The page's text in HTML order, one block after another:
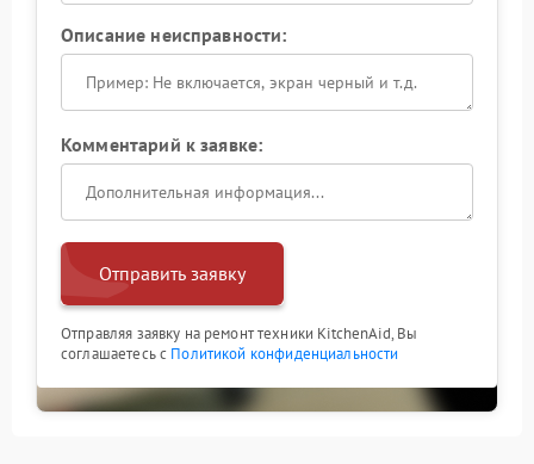
Описание неисправности:
Комментарий к заявке:
Отправить заявку
Отправляя заявку на ремонт техники KitchenAid, Вы
соглашаетесь с Политикой конфиденциальности